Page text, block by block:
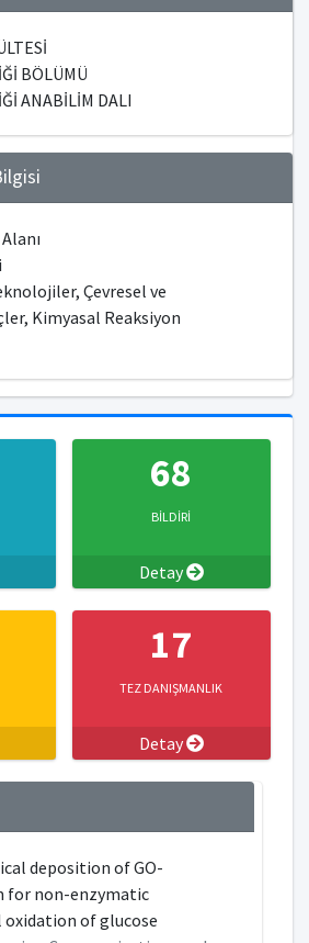
BÖLÜMÜ
ANABİLİM DALI
Çevresel ve
Kimyasal Reaksiyon
68
BİLDİRİ
Detay
17
TEZ DANIŞMANLIK
Detay
deposition of GO-
for non-enzymatic
of glucose